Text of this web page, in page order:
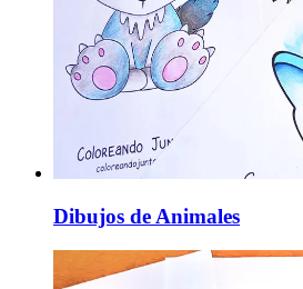
Dibujos de Animales